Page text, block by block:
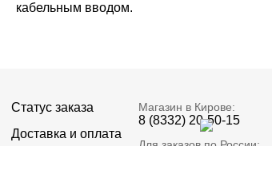
кабельным вводом.
Магазин в Кирове:
8 (8332) 20-50-15
Для заказов по России:
Статус заказа
Доставка и оплата